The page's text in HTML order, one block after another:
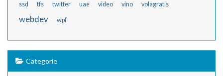
ssd tfs twitter uae video vino volagratis
webdev wpf
Categorie